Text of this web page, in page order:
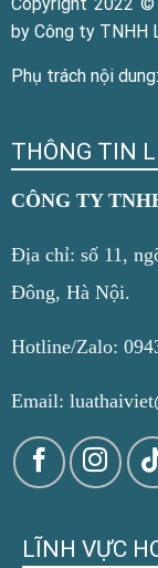
by Công ty TNHH
Phụ trách nội
THÔNG TIN
CÔNG TY
Địa chỉ: số 11,
Đông, Hà Nội.
Hotline/Zalo:
Email:
LĨNH VỰC